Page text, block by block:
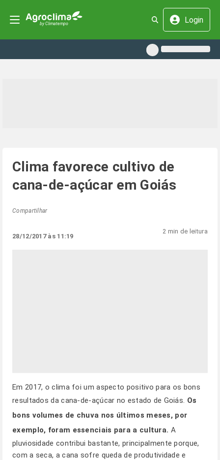
Login
Clima favorece cultivo de
cana-de-açúcar em Goiás
Compartilhar
28/12/2017 às 11:19
2 min de leitura
Em 2017, o clima foi um aspecto positivo para os bons
resultados da cana-de-açúcar no estado de Goiás. Os
bons volumes de chuva nos últimos meses, por
exemplo, foram essenciais para a cultura. A
pluviosidade contribui bastante, principalmente porque,
com a seca, a cana sofre queda de produtividade e